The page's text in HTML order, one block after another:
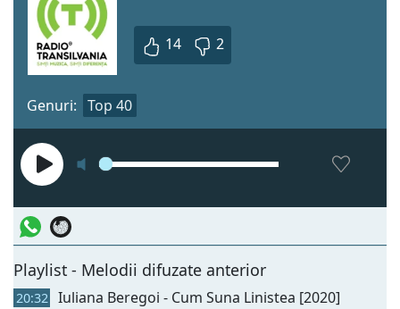
14 2
Genuri: Top 40
Playlist - Melodii difuzate anterior
20:32 Iuliana Beregoi - Cum Suna Linistea [2020]